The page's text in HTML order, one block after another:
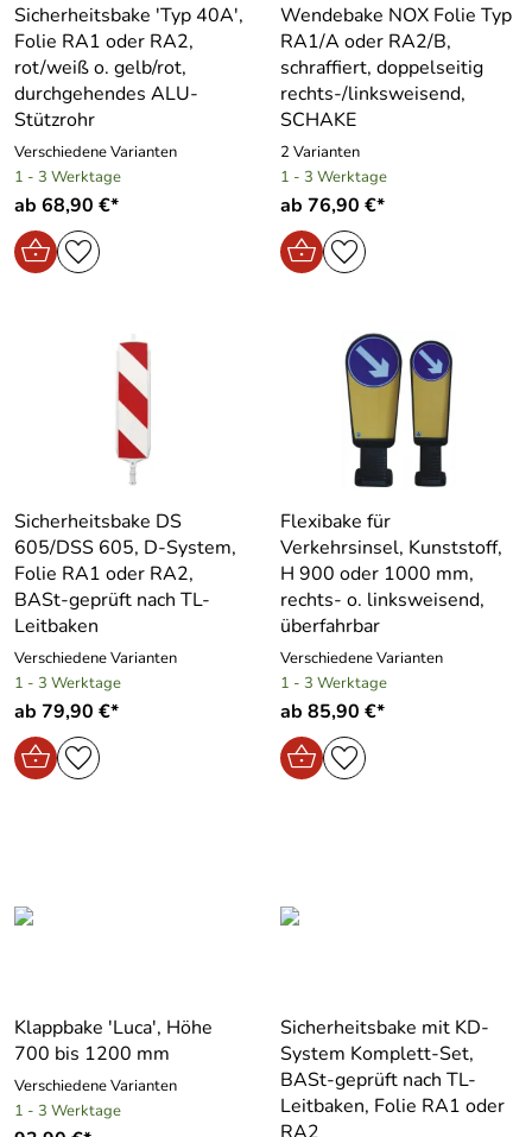
Sicherheitsbake ′Typ 40A′,
Folie RA1 oder RA2,
rot/weiß o. gelb/rot,
durchgehendes ALU-
Stützrohr
Verschiedene Varianten
1 - 3 Werktage
ab 68,90 €*
Wendebake NOX Folie Typ
RA1/A oder RA2/B,
schraffiert, doppelseitig
rechts-/linksweisend,
SCHAKE
2 Varianten
1 - 3 Werktage
ab 76,90 €*
Sicherheitsbake DS
605/DSS 605, D-System,
Folie RA1 oder RA2,
BASt-geprüft nach TL-
Leitbaken
Verschiedene Varianten
1 - 3 Werktage
ab 79,90 €*
Flexibake für
Verkehrsinsel, Kunststoff,
H 900 oder 1000 mm,
rechts- o. linksweisend,
überfahrbar
Verschiedene Varianten
1 - 3 Werktage
ab 85,90 €*
Klappbake ′Luca′, Höhe
700 bis 1200 mm
Verschiedene Varianten
1 - 3 Werktage
Sicherheitsbake mit KD-
System Komplett-Set,
BASt-geprüft nach TL-
Leitbaken, Folie RA1 oder